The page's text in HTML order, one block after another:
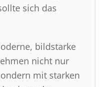
sich das
bildstarke
nicht nur
mit starken